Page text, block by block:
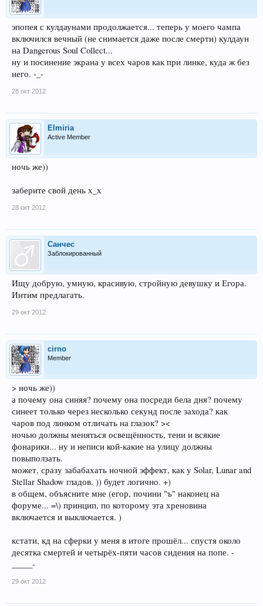
эпопея с кулдаунами продолжается... теперь у моего чампа
включился вечный (не снимается даже после смерти) кулдаун
на Dangerous Soul Collect...
ну и посинение экрана у всех чаров как при линке, куда ж без
него. -_-
28 окт 2012
Elmiria
Active Member
ночь же))
заберите свой день х_х
28 окт 2012
Санчес
Заблокированный
Ищу добрую, умную, красивую, стройную девушку и Егора.
Интим предлагать.
29 окт 2012
cirno
Member
> ночь же))
а почему она синяя? почему она посреди бела дня? почему
синеет только через несколько секунд после захода? как
чаров под линком отличать на глазок? ><
ночью должны меняться освещённость, тени и всякие
фонарики... ну и неписи кой-какие на улицу должны
повыползать.
может, сразу забабахать ночной эффект, как у Solar, Lunar and
Stellar Shadow гладов. )) будет логично. +)
в общем, объясните мне (егор, почини "ъ" наконец на
форуме... =\) принцип, по которому эта хреновина
включается и выключается. )
кстати, кд на сферки у меня в итоге прошёл... спустя около
десятка смертей и четырёх-пяти часов сидения на попе. -
_____-
29 окт 2012